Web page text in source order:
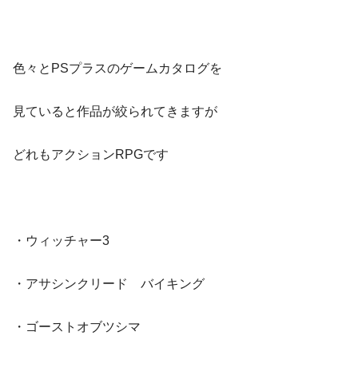
色々とPSプラスのゲームカタログを
見ていると作品が絞られてきますが
どれもアクションRPGです
・ウィッチャー3
・アサシンクリード バイキング
・ゴーストオブツシマ